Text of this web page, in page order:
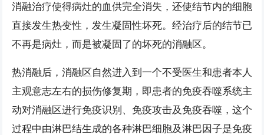
消融治疗使得病灶的血供完全消失，还使结节内的细胞
直接发生热变性，发生凝固性坏死。经治疗后的结节已
不再是病灶，而是被凝固了的坏死的消融区。
热消融后，消融区自然进入到一个不受医生和患者本人
主观意志左右的损伤修复期，即患者的免疫吞噬系统主
动对消融区进行免疫识别、免疫攻击及免疫吞噬，这个
过程中由淋巴结生成的各种淋巴细胞及淋巴因子是免疫